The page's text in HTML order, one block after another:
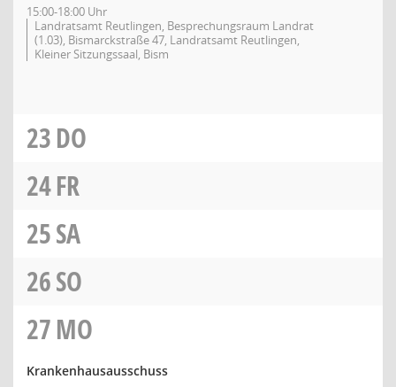
15:00-18:00 Uhr
Landratsamt Reutlingen, Besprechungsraum Landrat
(1.03), Bismarckstraße 47, Landratsamt Reutlingen,
Kleiner Sitzungssaal, Bism
23DO
24FR
25SA
26SO
27MO
Krankenhausausschuss